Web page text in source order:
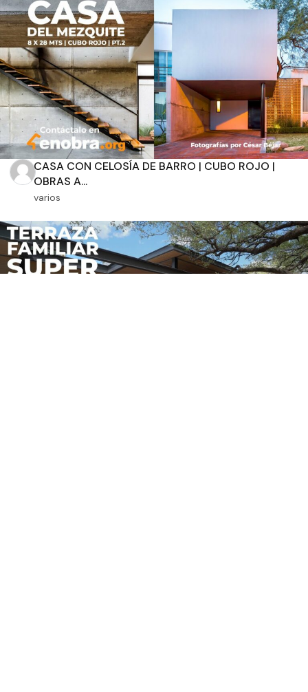
CASA CON CELOSÍA DE BARRO | CUBO ROJO |
OBRAS A...
varios